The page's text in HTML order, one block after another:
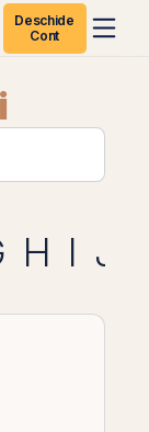
Deschide
Cont
H I J